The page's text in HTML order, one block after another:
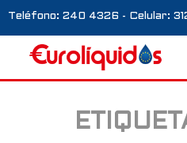
Teléfono: 240 4326 - Celular:
Marcas